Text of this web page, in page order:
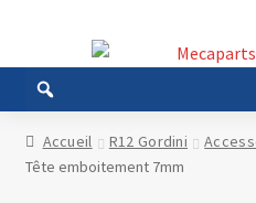
la
navigation
au
contenu
Accueil R12 Gordini
Tête emboitement 7mm